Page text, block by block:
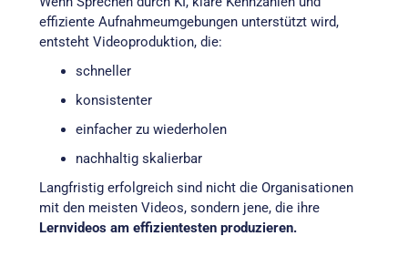
effiziente Aufnahmeumgebungen unterstützt wird,
entsteht Videoproduktion, die:
schneller
konsistenter
einfacher zu wiederholen
nachhaltig skalierbar
Langfristig erfolgreich sind nicht die Organisationen
mit den meisten Videos, sondern jene, die ihre
Lernvideos am effizientesten produzieren.